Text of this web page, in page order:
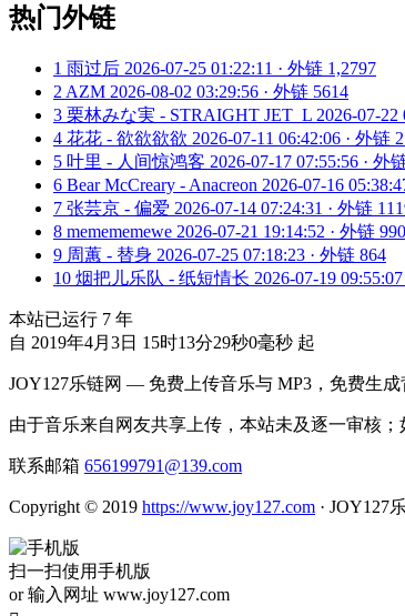
热门外链
1 雨过后 2026-07-25 01:22:11 · 外链 1,2797
2 AZM 2026-08-02 03:29:56 · 外链 5614
3 栗林みな実 - STRAIGHT JET_L 2026-07-22
4 花花 - 欲欲欲欲 2026-07-11 06:42:06 · 外链
5 叶里 - 人间惊鸿客 2026-07-17 07:55:56 · 外
6 Bear McCreary - Anacreon 2026-07-16
7 张芸京 - 偏爱 2026-07-14 07:24:31 · 外链
8 memememewe 2026-07-21 19:14:52 · 外链 990
9 周蕙 - 替身 2026-07-25 07:18:23 · 外链 864
10 烟把儿乐队 - 纸短情长 2026-07-19
本站已运行 7 年
自 2019年4月3日 15时13分29秒0毫秒 起
JOY127乐链网 — 免费上传音乐与 MP3，免费生
由于音乐来自网友共享上传，本站未及逐一审核
联系邮箱 656199791@139.com
Copyright © 2019 https://www.joy127.com · JOY127
扫一扫使用手机版
or 输入网址 www.joy127.com